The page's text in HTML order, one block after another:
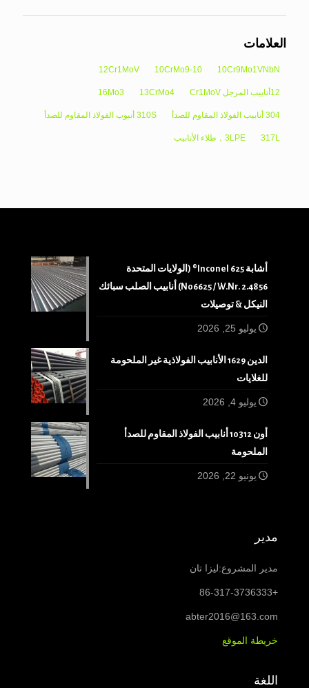
العلامات
10Cr9Mo1VNbN
10CrMo9-10
12Cr1MoV
12أنابيب المرجل Cr1MoV 13CrMo4
16Mo3
304 أنابيب الفولاذ المقاوم للصدأ 310S أنبوب الفولاذ المقاوم للصدأ
317L 3LPE，طلاء الأنابيب
أشابة 625 Inconel® (الولايات المتحدة
N06625 / W.Nr. 2.4856) أنابيب الصلب سبائك
النيكل & توصيلات
يوليو 25, 2026
الدين 1629 الأنابيب الفولاذية غير الملحومة
للغلايات
يوليو 4, 2026
أون 10312 أنابيب الفولاذ المقاوم للصدأ
الملحومة
يونيو 22, 2026
مدير
مدير المشروع:ليزا تان
+86-317-3736333
abter2016@163.com
خريطة الموقع
اللغة